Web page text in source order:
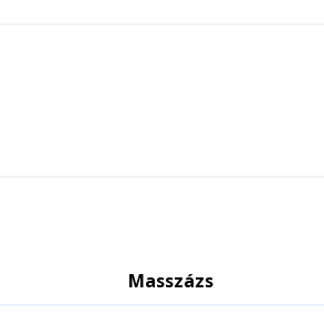
Masszázs